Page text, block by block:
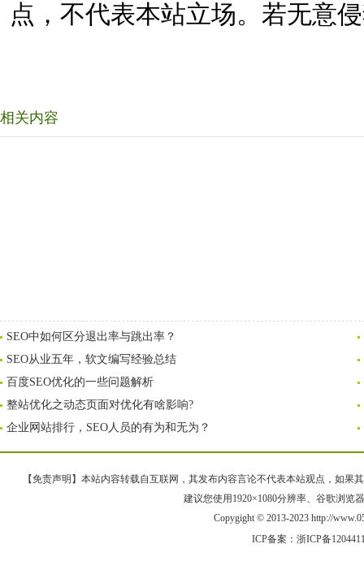
点，不代表本站立场。若无意
相关内容
SEO中如何区分退出率与跳出率？
SEO从业五年，软文编写经验总结
百度SEO优化的一些问题解析
整站优化之动态页面对优化有啥影响?
企业网站排行，SEO人员的有为和无为？
【免责声明】本站内容转载自互联网，其发布内容言论不代表本站观点，如果
建议您使用1920×1080分辨率、谷歌浏览
Copygight © 2013-2023 http://
ICP备案： 浙ICP备